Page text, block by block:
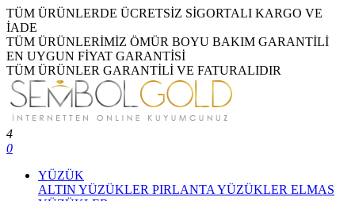
TÜM ÜRÜNLERDE ÜCRETSİZ SİGORTALI KARGO VE
İADE
TÜM ÜRÜNLERİMİZ ÖMÜR BOYU BAKIM GARANTİLİ
EN UYGUN FİYAT GARANTİSİ
TÜM ÜRÜNLER GARANTİLİ VE FATURALIDIR
4
0
YÜZÜK
ALTIN YÜZÜKLER PIRLANTA YÜZÜKLER ELMAS